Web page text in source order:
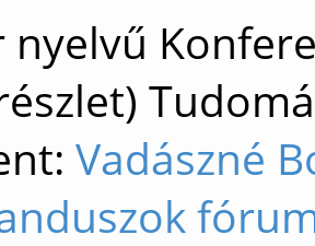
nyelvű
Vadászné